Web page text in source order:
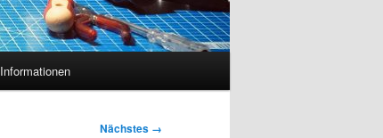
Informationen
Nächstes →